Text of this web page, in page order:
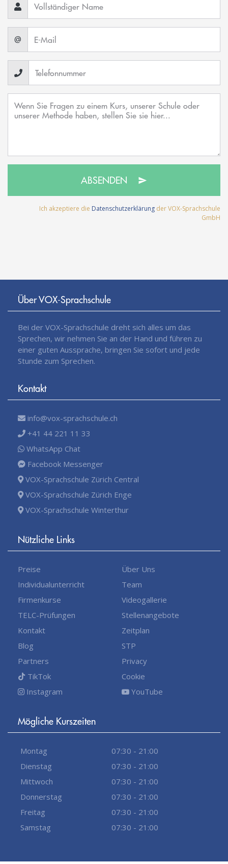
@
ABSENDEN
Ich akzeptiere die Datenschutzerklärung der VOX-Sprachschule
GmbH
Über VOX-Sprachschule
Bei der VOX-Sprachschule dreht sich alles um das
Sprechen, wir nehmen Sie an der Hand und führen zu
einer guten Aussprache, bringen Sie sofort und jede
Stunde zum Sprechen.
Kontakt
info@vox-sprachschule.ch
+41 44 221 11 33
WhatsApp Chat
Facebook Messenger
VOX-Sprachschule Zürich Central
VOX-Sprachschule Zürich Enge
VOX-Sprachschule Winterthur
Nützliche Links
Preise
Individualunterricht
Firmenkurse
TELC-Prüfungen
Kontakt
Blog
Partners
TikTok
Instagram
Über Uns
Team
Videogallerie
Stellenangebote
Zeitplan
STP
Privacy
Cookie
YouTube
Mögliche Kurszeiten
Montag
07:30 - 21:00
Dienstag
07:30 - 21:00
Mittwoch
07:30 - 21:00
Donnerstag
07:30 - 21:00
Freitag
07:30 - 21:00
Samstag
07:30 - 21:00